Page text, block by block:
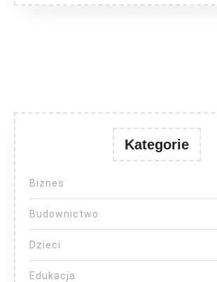
Kategorie
Biznes
Budownictwo
Dzieci
Edukacja